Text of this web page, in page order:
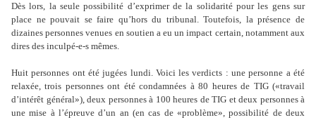
Dès lors, la seule possibilité d’exprimer de la solidarité pour les gens sur
place ne pouvait se faire qu’hors du tribunal. Toutefois, la présence de
dizaines personnes venues en soutien a eu un impact certain, notamment aux
dires des inculpé-e-s mêmes.
Huit personnes ont été jugées lundi. Voici les verdicts : une personne a été
relaxée, trois personnes ont été condamnées à 80 heures de TIG («travail
d’intérêt général»), deux personnes à 100 heures de TIG et deux personnes à
une mise à l’épreuve d’un an (en cas de «problème», possibilité de deux